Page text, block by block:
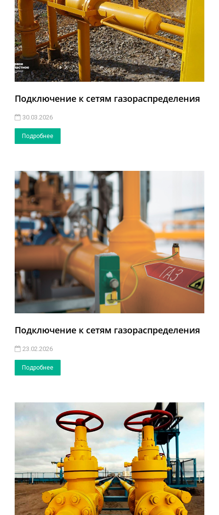
Подключение к сетям газораспределения
30.03.2026
Подробнее
Подключение к сетям газораспределения
23.02.2026
Подробнее